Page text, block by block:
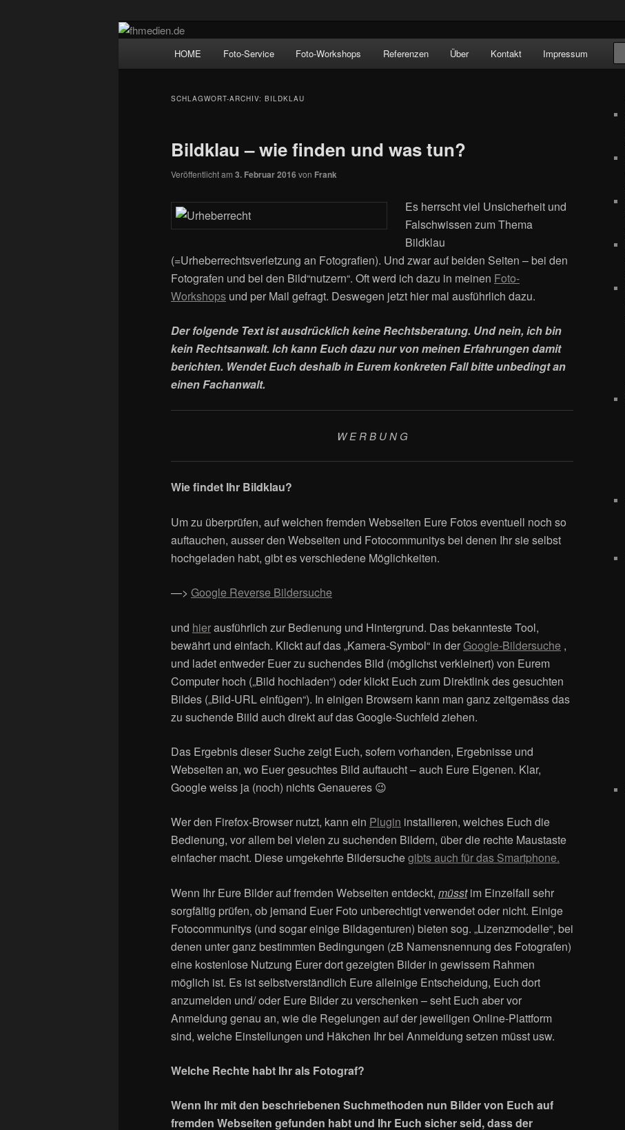
fhmedien.de
Wir fotografieren die Hauptstadt!
HOME Foto-Service Foto-Workshops Referenzen Über Kontakt Impressum
SCHLAGWORT-ARCHIV: BILDKLAU
Bildklau – wie finden und was tun?
Veröffentlicht am 3. Februar 2016 von Frank
Es herrscht viel Unsicherheit und
Falschwissen zum Thema
Bildklau
(=Urheberrechtsverletzung an Fotografien). Und zwar auf beiden Seiten – bei den
Fotografen und bei den Bild“nutzern“. Oft werd ich dazu in meinen Foto-
Workshops und per Mail gefragt. Deswegen jetzt hier mal ausführlich dazu.
Der folgende Textistausdrücklich keine Rechtsberatung. Und nein, ich bin
keinRechtsanwalt. Ich kann Euch dazu nur von meinen Erfahrungen damit
berichten. Wendet Euch deshalb in Eurem konkreten Fall bitte unbedingt an
einen Fachanwalt.
W E R B U N G
Wie findet Ihr Bildklau?
Um zu überprüfen, auf welchen fremden Webseiten Eure Fotos eventuell noch so
auftauchen, ausser den Webseiten und Fotocommunitys bei denen Ihr sie selbst
hochgeladen habt, gibt es verschiedene Möglichkeiten.
—> Google Reverse Bildersuche
und hierausführlich zur Bedienung und Hintergrund. Das bekannteste Tool,
bewährt und einfach. Klickt auf das „Kamera-Symbol“ in derGoogle-Bildersuche ,
und ladet entweder Euer zu suchendes Bild (möglichst verkleinert) von Eurem
Computer hoch („Bild hochladen“) oder klickt Euch zum Direktlink des gesuchten
Bildes („Bild-URL einfügen“). In einigen Browsern kann man ganz zeitgemäss das
zu suchende Biild auch direkt auf das Google-Suchfeld ziehen.
Das Ergebnis dieser Suche zeigt Euch, sofern vorhanden, Ergebnisse und
Webseiten an, wo Euer gesuchtes Bild auftaucht – auch Eure Eigenen. Klar,
Google weiss ja (noch) nichts Genaueres 😉
Wer den Firefox-Browser nutzt, kann ein Plugin installieren, welches Euch die
Bedienung, vor allem bei vielen zu suchenden Bildern, über die rechte Maustaste
einfacher macht. Diese umgekehrte Bildersuchegibts auch für das Smartphone.
Wenn Ihr Eure Bilder auf fremden Webseiten entdeckt, müsstim Einzelfall sehr
sorgfältig prüfen, ob jemand Euer Foto unberechtigt verwendet oder nicht. Einige
Fotocommunitys (und sogar einige Bildagenturen) bieten sog. „Lizenzmodelle“, bei
denen unter ganz bestimmten Bedingungen (zB Namensnennung des Fotografen)
eine kostenlose Nutzung Eurer dort gezeigten Bilder in gewissem Rahmen
möglich ist. Es ist selbstverständlich Eure alleinige Entscheidung, Euch dort
anzumelden und/ oder Eure Bilder zu verschenken – seht Euch aber vor
Anmeldung genau an, wie die Regelungen auf der jeweiligen Online-Plattform
sind, welche Einstellungen und Häkchen Ihr bei Anmeldung setzen müsst usw.
Welche Rechte habt Ihr als Fotograf?
Wenn Ihr mit den beschriebenen Suchmethoden nun Bilder von Euch auf
fremden Webseiten gefunden habt und Ihr Euch sicher seid, dass der